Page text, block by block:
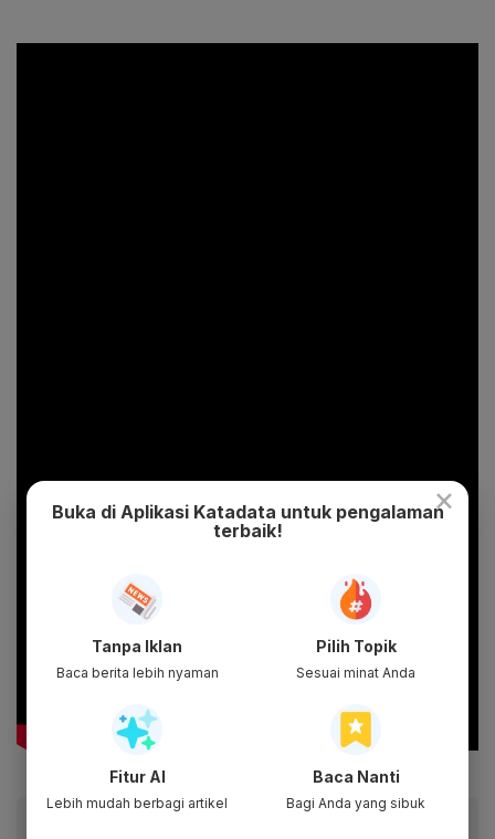
×
Buka di Aplikasi Katadata untuk pengalaman
terbaik!
Tanpa Iklan
Baca berita lebih nyaman
Pilih Topik
Sesuai minat Anda
Fitur AI
Lebih mudah berbagi artikel
Baca Nanti
Bagi Anda yang sibuk